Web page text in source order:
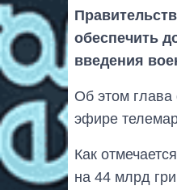
обеспечить
введения
Об этом глава
эфире
Как
на 44 млрд